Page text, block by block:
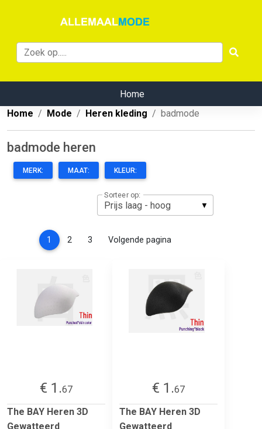
Home
Home
Mode Heren kleding badmode
badmode heren
MERK: MAAT: KLEUR:
Sorteer op:
1 (current)
2 3 Volgende pagina
€ 1.67
The BAY Heren 3D
Gewatteerd
€ 1.67
The BAY Heren 3D
Gewatteerd